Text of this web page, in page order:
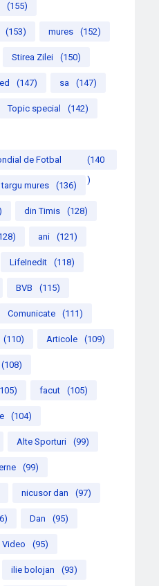
(155)
(153) mures (152)
Stirea Zilei (150)
(147) sa (147)
Topic special (142)
de Fotbal
(140
)
targu mures (136)
din Timis (128)
ani (121)
LifeInedit (118)
BVB (115)
Comunicate (111)
(110) Articole (109)
(108)
facut (105)
(104)
Alte Sporturi (99)
(99)
nicusor dan (97)
Dan (95)
Video (95)
ilie bolojan (93)